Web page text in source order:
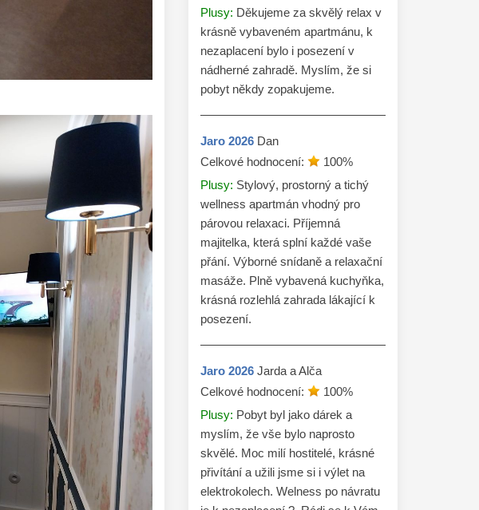
Plusy: Děkujeme za skvělý relax v
krásně vybaveném apartmánu, k
nezaplacení bylo i posezení v
nádherné zahradě. Myslím, že si
pobyt někdy zopakujeme.
Jaro 2026 Dan
Celkové hodnocení:
100%
Plusy: Stylový, prostorný a tichý
wellness apartmán vhodný pro
párovou relaxaci. Příjemná
majitelka, která splní každé vaše
přání. Výborné snídaně a relaxační
masáže. Plně vybavená kuchyňka,
krásná rozlehlá zahrada lákající k
posezení.
Jaro 2026 Jarda a Alča
Celkové hodnocení:
100%
Plusy: Pobyt byl jako dárek a
myslím, že vše bylo naprosto
skvělé. Moc milí hostitelé, krásné
přivítání a užili jsme si i výlet na
elektrokolech. Welness po návratu